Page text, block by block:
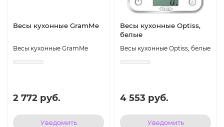
Весы кухонные GramMe
Весы кухонные GramMe
2 772 руб.
Уведомить
Весы кухонные Optiss,
белые
Весы кухонные Optiss, белые
4 553 руб.
Уведомить